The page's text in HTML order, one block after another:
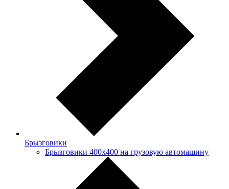
Брызговики
Брызговики 400х400 на грузовую автомашину